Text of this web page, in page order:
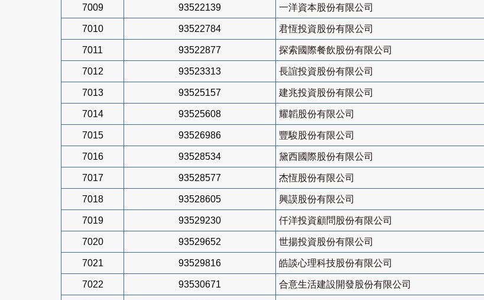
7009 93522139 一洋資本股份有限公司
7010 93522784 君恆投資股份有限公司
7011 93522877 探索國際餐飲股份有限公司
7012 93523313 長誼投資股份有限公司
7013 93525157 建兆投資股份有限公司
7014 93525608 耀韜股份有限公司
7015 93526986 豐駿股份有限公司
7016 93528534 黛西國際股份有限公司
7017 93528577 杰恆股份有限公司
7018 93528605 興謨股份有限公司
7019 93529230 仟洋投資顧問股份有限公司
7020 93529652 世揚投資股份有限公司
7021 93529816 皓談心理科技股份有限公司
7022 93530671 合意生活建設開發股份有限公司